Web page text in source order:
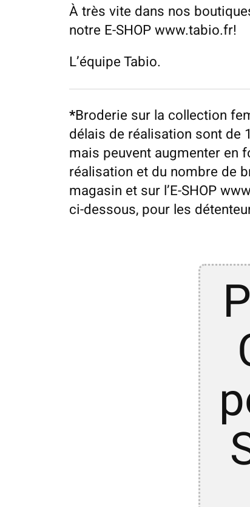
À très vite dans nos
notre E-SHOP www.tabio.fr!
L’équipe Tabio.
*Broderie sur la collection
délais de réalisation sont de
mais peuvent augmenter en
réalisation et du nombre de
magasin et sur l’E-SHOP
ci-dessous, pour les